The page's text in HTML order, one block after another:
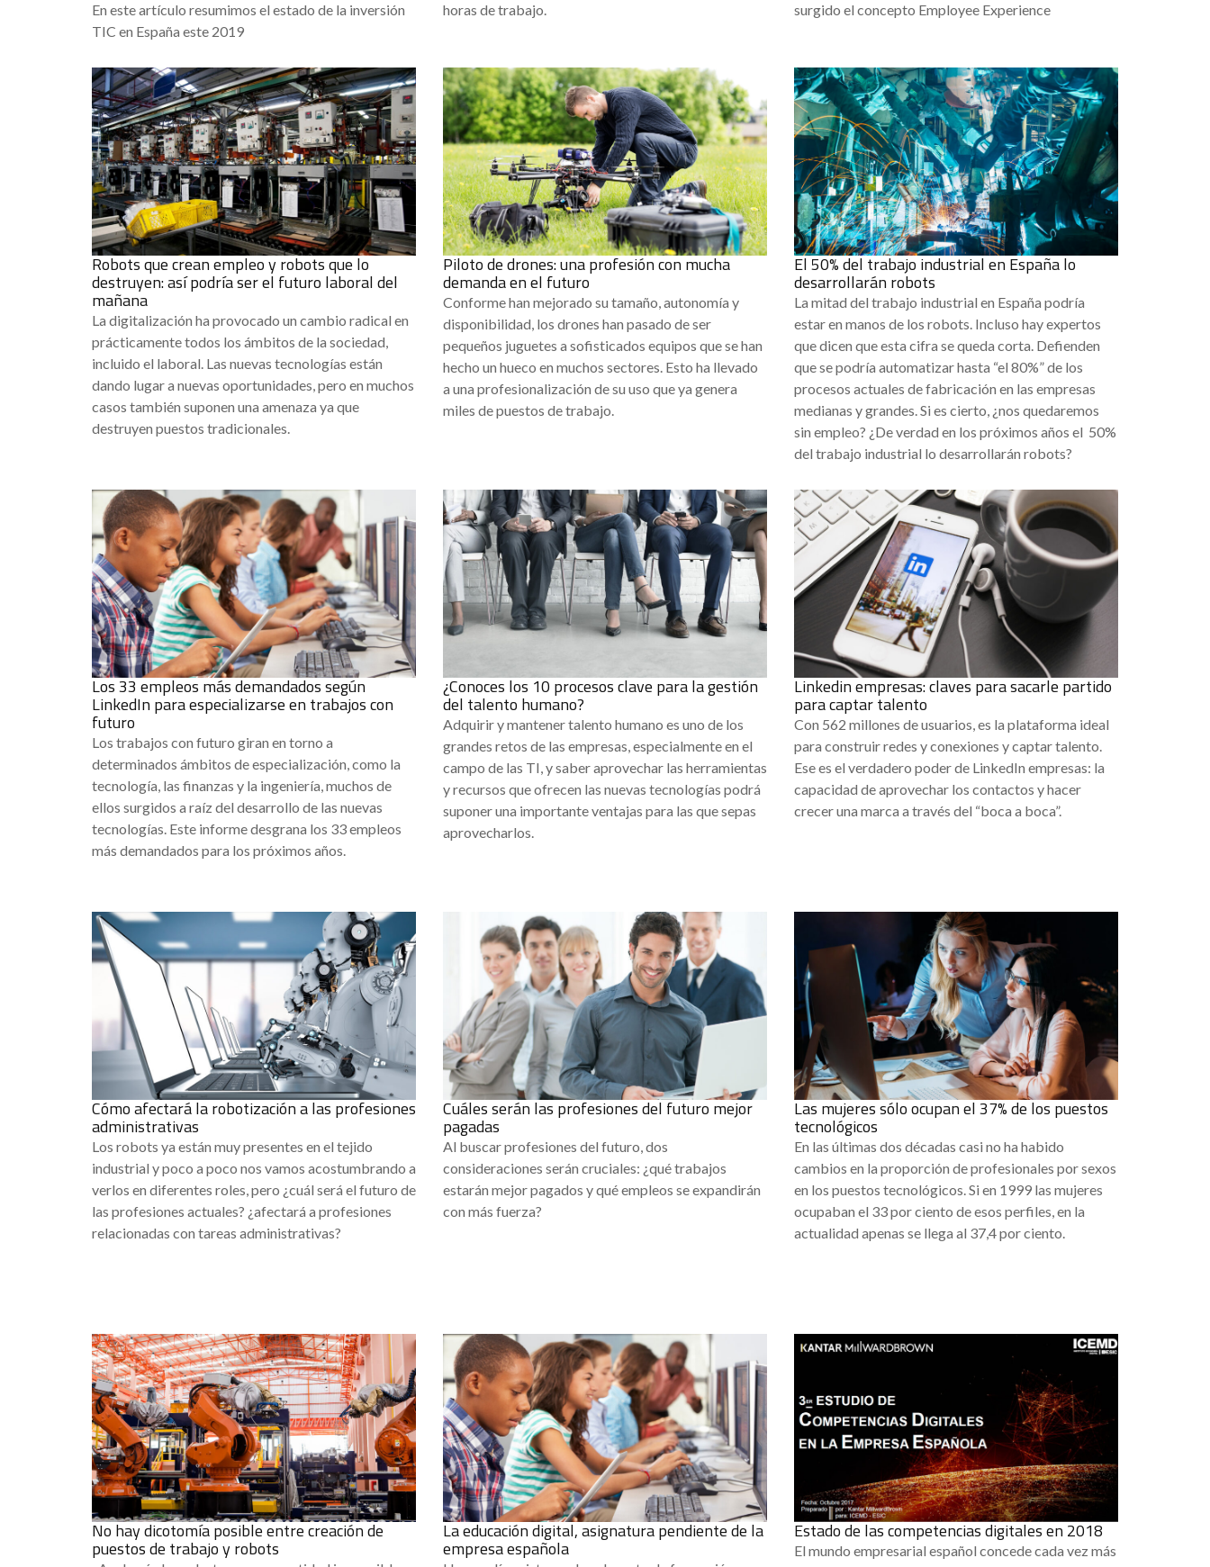
En este artículo resumimos el estado de la inversión
TIC en España este 2019
horas de trabajo.
surgido el concepto Employee Experience
Robots que crean empleo y robots que lo
destruyen: así podría ser el futuro laboral del
mañana
La digitalización ha provocado un cambio radical en
prácticamente todos los ámbitos de la sociedad,
incluido el laboral. Las nuevas tecnologías están
dando lugar a nuevas oportunidades, pero en muchos
casos también suponen una amenaza ya que
destruyen puestos tradicionales.
Piloto de drones: una profesión con mucha
demanda en el futuro
Conforme han mejorado su tamaño, autonomía y
disponibilidad, los drones han pasado de ser
pequeños juguetes a sofisticados equipos que se han
hecho un hueco en muchos sectores. Esto ha llevado
a una profesionalización de su uso que ya genera
miles de puestos de trabajo.
El 50% del trabajo industrial en España lo
desarrollarán robots
La mitad del trabajo industrial en España podría
estar en manos de los robots. Incluso hay expertos
que dicen que esta cifra se queda corta. Defienden
que se podría automatizar hasta “el 80%” de los
procesos actuales de fabricación en las empresas
medianas y grandes. Si es cierto, ¿nos quedaremos
sin empleo? ¿De verdad en los próximos años el 50%
del trabajo industrial lo desarrollarán robots?
Los 33 empleos más demandados según
LinkedIn para especializarse en trabajos con
futuro
Los trabajos con futuro giran en torno a
determinados ámbitos de especialización, como la
tecnología, las finanzas y la ingeniería, muchos de
ellos surgidos a raíz del desarrollo de las nuevas
tecnologías. Este informe desgrana los 33 empleos
más demandados para los próximos años.
¿Conoces los 10 procesos clave para la gestión
del talento humano?
Adquirir y mantener talento humano es uno de los
grandes retos de las empresas, especialmente en el
campo de las TI, y saber aprovechar las herramientas
y recursos que ofrecen las nuevas tecnologías podrá
suponer una importante ventajas para las que sepas
aprovecharlos.
Linkedin empresas: claves para sacarle partido
para captar talento
Con 562 millones de usuarios, es la plataforma ideal
para construir redes y conexiones y captar talento.
Ese es el verdadero poder de LinkedIn empresas: la
capacidad de aprovechar los contactos y hacer
crecer una marca a través del “boca a boca”.
Cómo afectará la robotización a las profesiones
administrativas
Los robots ya están muy presentes en el tejido
industrial y poco a poco nos vamos acostumbrando a
verlos en diferentes roles, pero ¿cuál será el futuro de
las profesiones actuales? ¿afectará a profesiones
relacionadas con tareas administrativas?
Cuáles serán las profesiones del futuro mejor
pagadas
Al buscar profesiones del futuro, dos
consideraciones serán cruciales: ¿qué trabajos
estarán mejor pagados y qué empleos se expandirán
con más fuerza?
Las mujeres sólo ocupan el 37% de los puestos
tecnológicos
En las últimas dos décadas casi no ha habido
cambios en la proporción de profesionales por sexos
en los puestos tecnológicos. Si en 1999 las mujeres
ocupaban el 33 por ciento de esos perfiles, en la
actualidad apenas se llega al 37,4 por ciento.
No hay dicotomía posible entre creación de
puestos de trabajo y robots
La educación digital, asignatura pendiente de la
empresa española
Estado de las competencias digitales en 2018
El mundo empresarial español concede cada vez más